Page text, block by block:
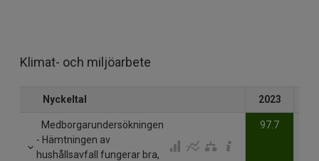
Klimat- och miljöarbete
Nyckeltal 2023
Medborgarundersökningen
- Hämtningen av
hushållsavfall fungerar bra,
97.7